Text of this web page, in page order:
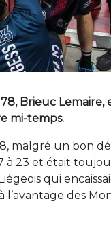
Brieuc Lemaire,
mi-temps.
malgré un bon
23 et était
qui
des